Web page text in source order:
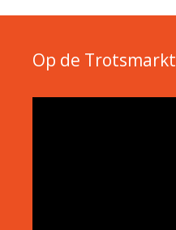
Op de Trotsmarkt